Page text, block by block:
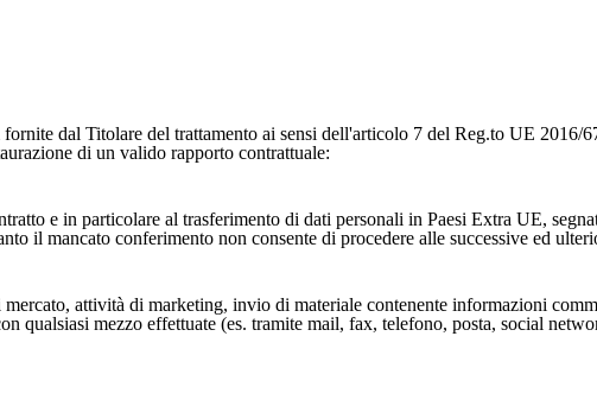
dal Titolare del trattamento ai sensi dell'articolo 7 del Reg.to UE
di un valido rapporto contrattuale:
e in particolare al trasferimento di dati personali in Paesi Extra UE,
il mancato conferimento non consente di procedere alle successive ed
attività di marketing, invio di materiale contenente informazioni
qualsiasi mezzo effettuate (es. tramite mail, fax, telefono, posta, social